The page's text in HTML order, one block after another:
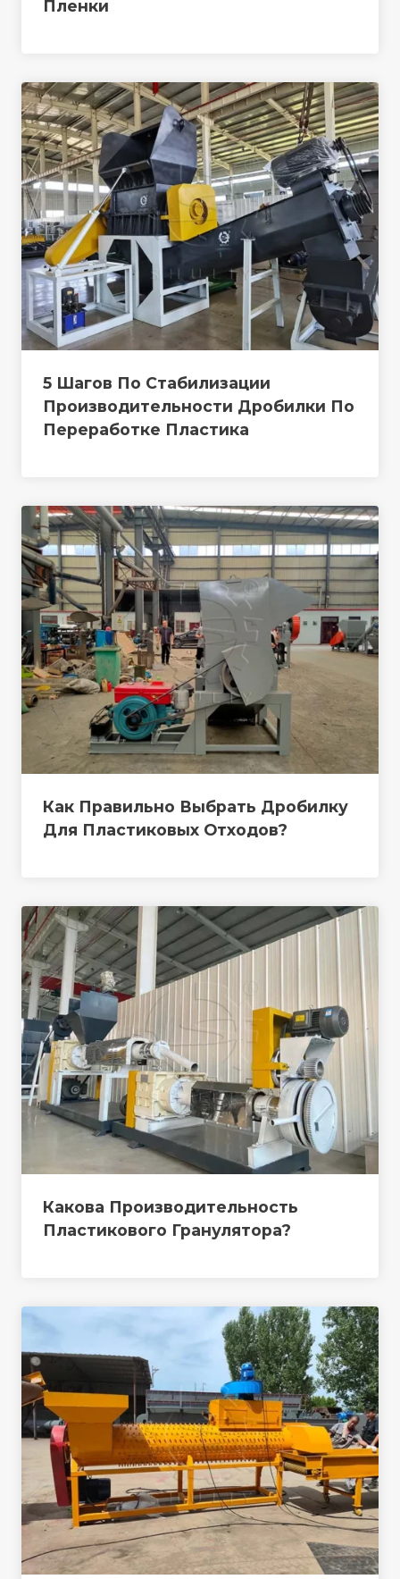
Пленки
5 Шагов По Стабилизации
Производительности Дробилки По
Переработке Пластика
Как Правильно Выбрать Дробилку
Для Пластиковых Отходов?
Какова Производительность
Пластикового Гранулятора?